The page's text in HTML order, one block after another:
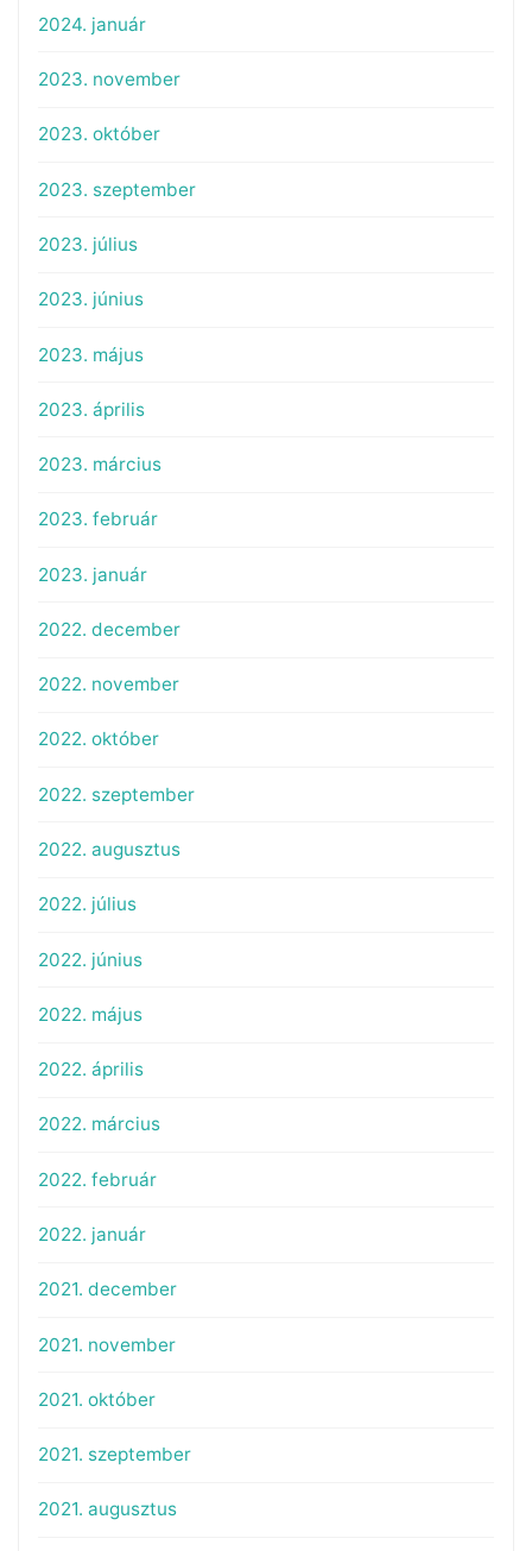
2024. január
2023. november
2023. október
2023. szeptember
2023. július
2023. június
2023. május
2023. április
2023. március
2023. február
2023. január
2022. december
2022. november
2022. október
2022. szeptember
2022. augusztus
2022. július
2022. június
2022. május
2022. április
2022. március
2022. február
2022. január
2021. december
2021. november
2021. október
2021. szeptember
2021. augusztus